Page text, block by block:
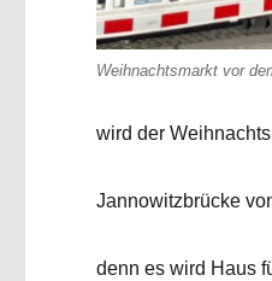
Weihnachtsmarkt vor
wird der
Jannowitzbrücke
denn es wird Haus